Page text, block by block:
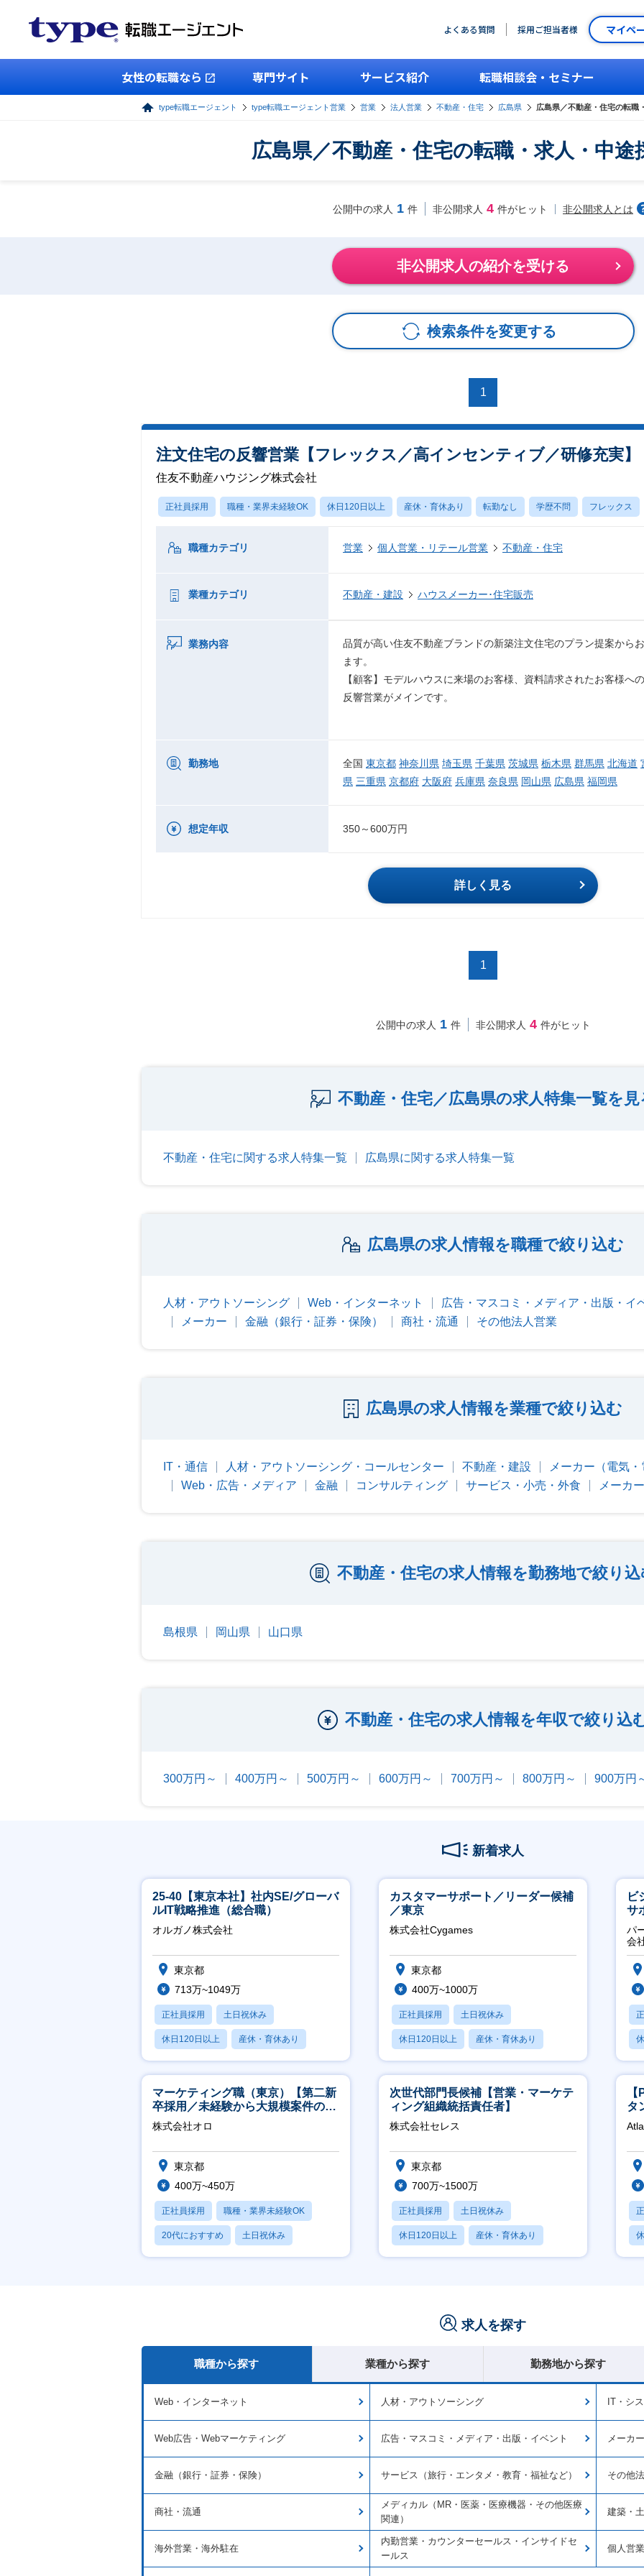
よくある質問 採用ご担当者様 マイペ
女性の転職なら 専門サイト サービス紹介 転職相談会・セミナー
type転職エージェント type転職エージェント営業 営業 法人営業 不動産・住宅 広島県 広島県／不動産・住宅の転職
広島県／不動産・住宅の転職・求人・中途
公開中の求人 1 件 非公開求人 4 件がヒット 非公開求人とは
非公開求人の紹介を受ける
検索条件を変更する
1
注文住宅の反響営業【フレックス／高インセンティブ／研修充実】
住友不動産ハウジング株式会社
正社員採用 職種・業界未経験OK 休日120日以上 産休・育休あり 転勤なし 学歴不問 フレックス
職種カテゴリ 営業 個人営業・リテール営業 不動産・住宅
業種カテゴリ 不動産・建設 ハウスメーカー･住宅販売
業務内容
品質が高い住友不動産ブランドの新築注文住宅のプラン提案から
ます。
【顧客】モデルハウスに来場のお客様、資料請求されたお客様へ
反響営業がメインです。
勤務地 全国 東京都 神奈川県 埼玉県 千葉県 茨城県 栃木県 群馬県 北海道
県 三重県 京都府 大阪府 兵庫県 奈良県 岡山県 広島県 福岡県
想定年収 350～600万円
詳しく見る
1
公開中の求人 1 件 非公開求人 4 件がヒット
不動産・住宅／広島県の求人特集一覧を見
不動産・住宅に関する求人特集一覧 広島県に関する求人特集一覧
広島県の求人情報を職種で絞り込む
人材・アウトソーシング Web・インターネット
広告・マスコミ・メディア・出版・イ
メーカー
金融（銀行・証券・保険） 商社・流通 その他法人営業
広島県の求人情報を業種で絞り込む
IT・通信 人材・アウトソーシング・コールセンター 不動産・建設
メーカー（電気
Web・広告・メディア
金融 コンサルティング サービス・小売・外食 メーカ
不動産・住宅の求人情報を勤務地で絞り込
島根県 岡山県 山口県
不動産・住宅の求人情報を年収で絞り込
300万円～ 400万円～ 500万円～ 600万円～ 700万円～ 800万円～ 900万円
新着求人
25-40【東京本社】社内SE/グローバ
ルIT戦略推進（総合職）
オルガノ株式会社
東京都
713万~1049万
正社員採用 土日祝休み
休日120日以上 産休・育休あり
月残業20時間以内
カスタマーサポート／リーダー候補
／東京
株式会社Cygames
東京都
400万~1000万
正社員採用 土日祝休み
休日120日以上 産休・育休あり
月残業20時間以内
ビ
サ
推
パ
会
マーケティング職（東京）【第二新
卒採用／未経験から大規模案件のマ
ーケティングが経験できる／研修充
実】
株式会社オロ
東京都
400万~450万
正社員採用 職種・業界未経験OK
20代におすすめ 土日祝休み
休日120日以上
次世代部門長候補【営業・マーケテ
ィング組織統括責任者】
株式会社セレス
東京都
700万~1500万
正社員採用 土日祝休み
休日120日以上 産休・育休あり
賞与あり
タ
領
求人を探す
職種から探す 業種から探す 勤務地から探す
Web・インターネット 人材・アウトソーシング IT・シ
Web広告・Webマーケティング 広告・マスコミ・メディア・出版・イベント メーカー
金融（銀行・証券・保険） サービス（旅行・エンタメ・教育・福祉など） その他
商社・流通
メディカル（MR・医薬・医療機器・その他医療
関連）
建築・
海外営業・海外駐在
内勤営業・カウンターセールス・インサイドセ
ールス
個人営